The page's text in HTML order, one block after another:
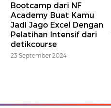
Bootcamp dari NF
Academy Buat Kamu
Jadi Jago Excel Dengan
Pelatihan Intensif dari
detikcourse
23 September 2024